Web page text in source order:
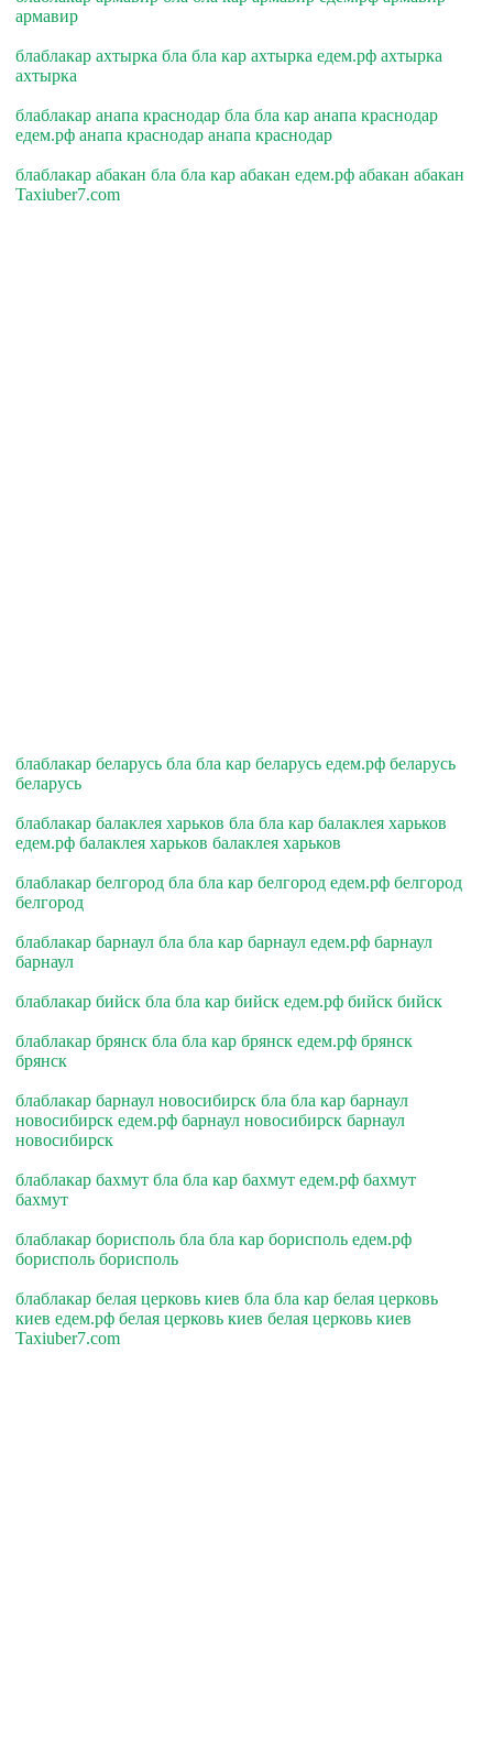
армавир
блаблакар ахтырка бла бла кар ахтырка едем.рф ахтырка
ахтырка
блаблакар анапа краснодар бла бла кар анапа краснодар
едем.рф анапа краснодар анапа краснодар
блаблакар абакан бла бла кар абакан едем.рф абакан абакан
Taxiuber7.com
блаблакар беларусь бла бла кар беларусь едем.рф беларусь
беларусь
блаблакар балаклея харьков бла бла кар балаклея харьков
едем.рф балаклея харьков балаклея харьков
блаблакар белгород бла бла кар белгород едем.рф белгород
белгород
блаблакар барнаул бла бла кар барнаул едем.рф барнаул
барнаул
блаблакар бийск бла бла кар бийск едем.рф бийск бийск
блаблакар брянск бла бла кар брянск едем.рф брянск
брянск
блаблакар барнаул новосибирск бла бла кар барнаул
новосибирск едем.рф барнаул новосибирск барнаул
новосибирск
блаблакар бахмут бла бла кар бахмут едем.рф бахмут
бахмут
блаблакар борисполь бла бла кар борисполь едем.рф
борисполь борисполь
блаблакар белая церковь киев бла бла кар белая церковь
киев едем.рф белая церковь киев белая церковь киев
Taxiuber7.com